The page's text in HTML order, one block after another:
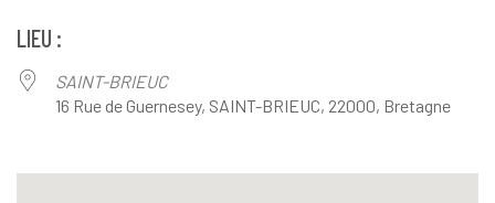
LIEU :
SAINT-BRIEUC
16 Rue de Guernesey, SAINT-BRIEUC, 22000, Bretagne